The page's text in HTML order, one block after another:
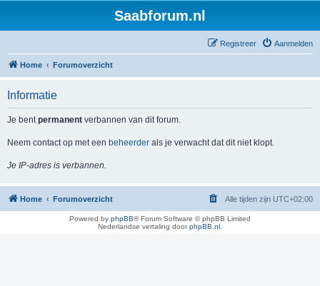
Saabforum.nl
Aanmelden
Registreer
Home Forumoverzicht
Informatie
Je bentpermanent verbannen van dit forum.
Neem contact op met een beheerder als je verwacht dat dit niet klopt.
Je IP-adres is verbannen.
Home Forumoverzicht Alle tijden zijn UTC+02:00
Powered by phpBB® Forum Software © phpBB Limited
Nederlandse vertaling doorphpBB.nl